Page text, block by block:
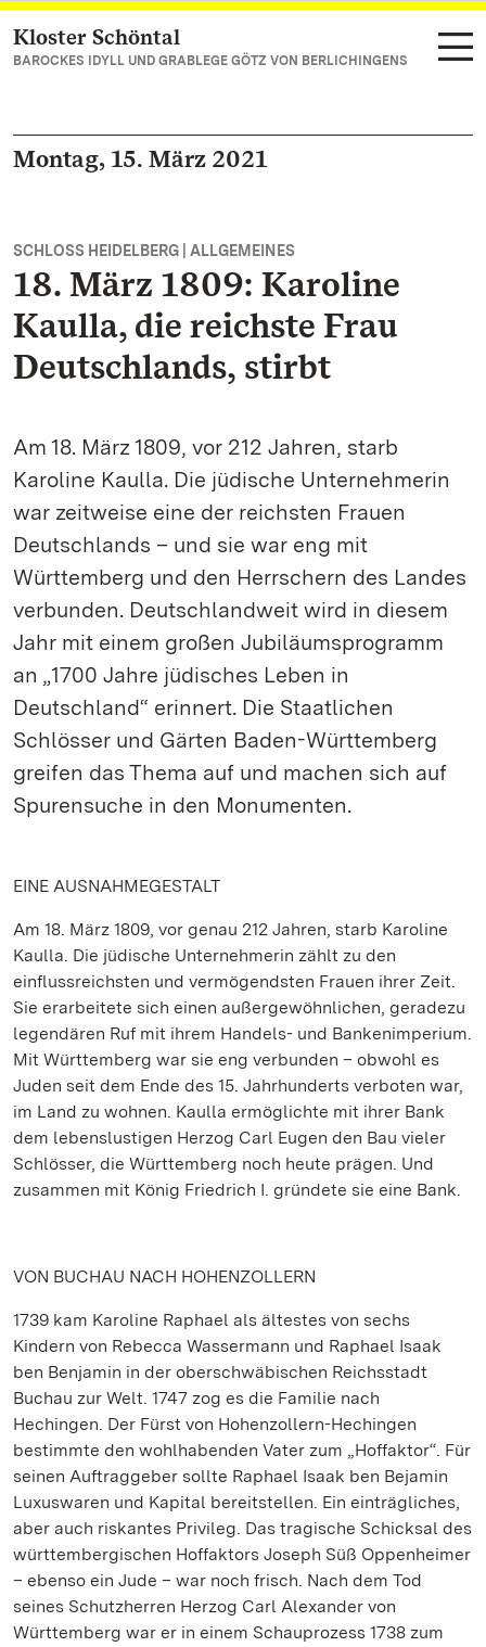
Zum Hauptinhalt springen
Kloster Schöntal
BAROCKES IDYLL UND GRABLEGE GÖTZ VON BERLICHINGENS
Montag, 15. März 2021
SCHLOSS HEIDELBERG | ALLGEMEINES
18. März 1809: Karoline
Kaulla, die reichste Frau
Deutschlands, stirbt
Am 18. März 1809, vor 212 Jahren, starb
Karoline Kaulla. Die jüdische Unternehmerin
war zeitweise eine der reichsten Frauen
Deutschlands – und sie war eng mit
Württemberg und den Herrschern des Landes
verbunden. Deutschlandweit wird in diesem
Jahr mit einem großen Jubiläumsprogramm
an „1700 Jahre jüdisches Leben in
Deutschland“ erinnert. Die Staatlichen
Schlösser und Gärten Baden-Württemberg
greifen das Thema auf und machen sich auf
Spurensuche in den Monumenten.
EINE AUSNAHMEGESTALT
Am 18. März 1809, vor genau 212 Jahren, starb Karoline
Kaulla. Die jüdische Unternehmerin zählt zu den
einflussreichsten und vermögendsten Frauen ihrer Zeit.
Sie erarbeitete sich einen außergewöhnlichen, geradezu
legendären Ruf mit ihrem Handels- und Bankenimperium.
Mit Württemberg war sie eng verbunden – obwohl es
Juden seit dem Ende des 15. Jahrhunderts verboten war,
im Land zu wohnen. Kaulla ermöglichte mit ihrer Bank
dem lebenslustigen Herzog Carl Eugen den Bau vieler
Schlösser, die Württemberg noch heute prägen. Und
zusammen mit König Friedrich I. gründete sie eine Bank.
VON BUCHAU NACH HOHENZOLLERN
1739 kam Karoline Raphael als ältestes von sechs
Kindern von Rebecca Wassermann und Raphael Isaak
ben Benjamin in der oberschwäbischen Reichsstadt
Buchau zur Welt. 1747 zog es die Familie nach
Hechingen. Der Fürst von Hohenzollern-Hechingen
bestimmte den wohlhabenden Vater zum „Hoffaktor“. Für
seinen Auftraggeber sollte Raphael Isaak ben Bejamin
Luxuswaren und Kapital bereitstellen. Ein einträgliches,
aber auch riskantes Privileg. Das tragische Schicksal des
württembergischen Hoffaktors Joseph Süß Oppenheimer
– ebenso ein Jude – war noch frisch. Nach dem Tod
seines Schutzherren Herzog Carl Alexander von
Württemberg war er in einem Schauprozess 1738 zum